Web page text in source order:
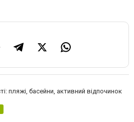
пляжі, басейни, активний відпочинок